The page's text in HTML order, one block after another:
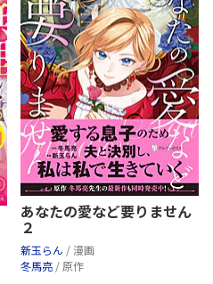
あなたの愛など要りません
２
新玉らん / 漫画
冬馬亮 / 原作